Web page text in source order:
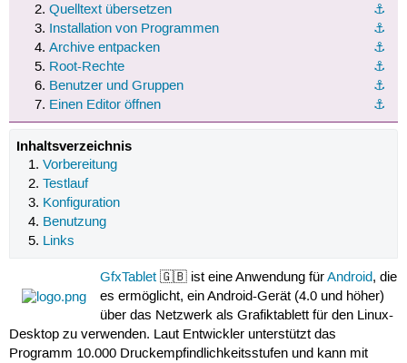
⚓︎
Quelltext übersetzen
⚓︎
Installation von Programmen
⚓︎
Archive entpacken
⚓︎
Root-Rechte
⚓︎
Benutzer und Gruppen
⚓︎
Einen Editor öffnen
Inhaltsverzeichnis
Vorbereitung
Testlauf
Konfiguration
Benutzung
Links
GfxTablet 🇬🇧 ist eine Anwendung fürAndroid, die
es ermöglicht, ein Android-Gerät (4.0 und höher)
über das Netzwerk als Grafiktablett für den Linux-
Desktop zu verwenden. Laut Entwickler unterstützt das
Programm 10.000 Druckempfindlichkeitsstufen und kann mit